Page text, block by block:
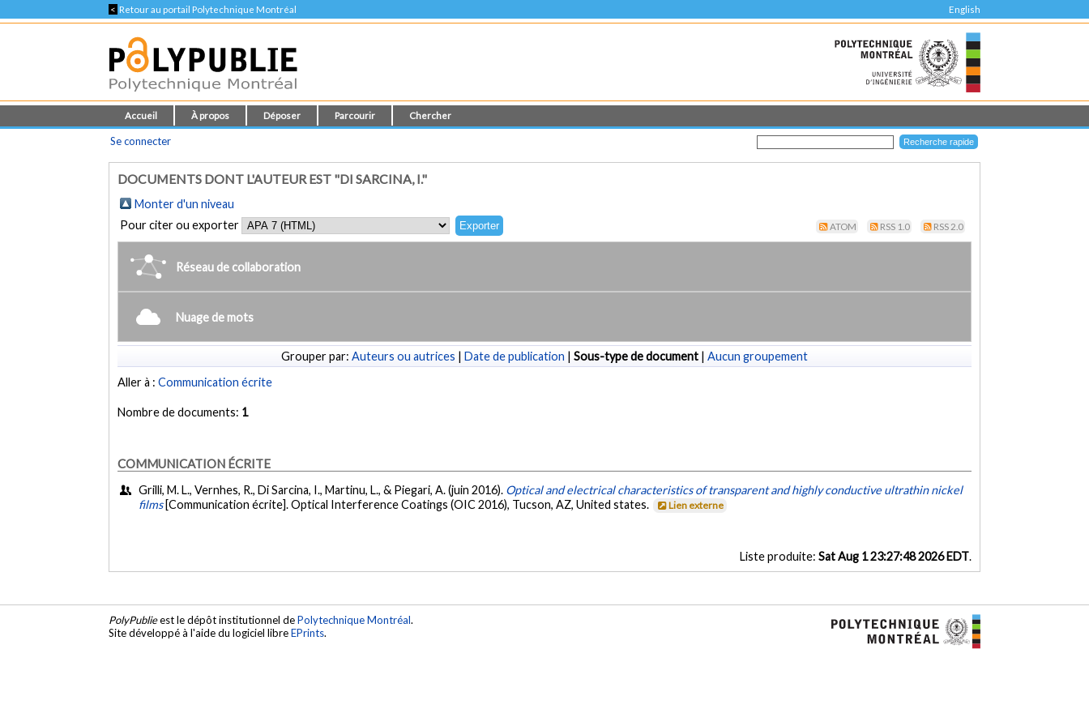
< Retour au portail Polytechnique Montréal English
Accueil À propos Déposer Parcourir Chercher
Se connecter
DOCUMENTS DONT L'AUTEUR EST "DI SARCINA, I."
Monter d'un niveau
Pour citer ou exporter
ATOM RSS 1.0 RSS 2.0
Réseau de collaboration
Nuage de mots
Grouper par: Auteurs ou autrices | Date de publication | Sous-type de document | Aucun groupement
Aller à :Communication écrite
Nombre de documents: 1
COMMUNICATION ÉCRITE
Grilli, M. L., Vernhes, R., Di Sarcina, I., Martinu, L., & Piegari, A. (juin 2016). Optical and electrical characteristics of transparent and highly conductive ultrathin nickel
films [Communication écrite]. Optical Interference Coatings (OIC 2016), Tucson, AZ, United states. Lien externe
Liste produite: Sat Aug 1 23:27:48 2026 EDT.
PolyPublieest le dépôt institutionnel dePolytechnique Montréal.
Site développé à l'aide du logiciel libreEPrints.